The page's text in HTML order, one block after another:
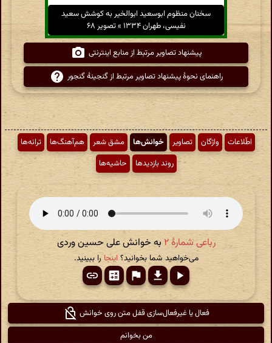
سخنان منظوم ابوسعید ابوالخیر به کوشش سعید
نفیسی، طهران ۱۳۳۴ » تصویر ۶۸
پیشنهاد تصاویر مرتبط از منابع اینترنتی
راهنمای نحوهٔ پیشنهاد تصاویر مرتبط از گنجینهٔ گنجور
اطّلاعات واژگان تصاویر خوانش‌ها مشق شعر هم‌آهنگ‌ها
ترانه‌ها
روند بازدیدها
حاشیه‌ها
رباعی شمارهٔ ۲ به خوانش علی حسین وردی
می‌خواهید شما بخوانید؟اینجا را ببینید.
فعال یا غیرفعال‌سازی قفل متن روی خوانش
من بخوانم